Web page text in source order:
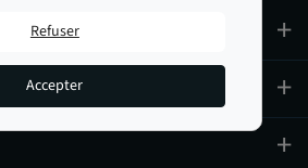
Refuser
Accepter